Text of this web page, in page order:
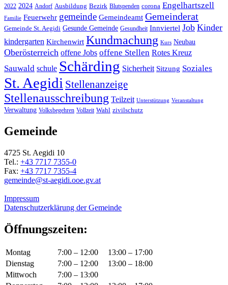
2022 2024 Andorf Ausbildung Bezirk Blutspenden corona Engelhartszell
Familie Feuerwehr gemeinde Gemeindeamt Gemeinderat
Gemeinde St. Aegidi Gesunde Gemeinde Gesundheit Innviertel Job Kinder
kindergarten Kirchenwirt Kundmachung Kurs Neubau
Oberösterreich offene Jobs offene Stellen Rotes Kreuz
Sauwald schule Schärding Sicherheit Sitzung Soziales
St. Aegidi Stellenanzeige
Stellenausschreibung Teilzeit Unterstützung Veranstaltung
Verwaltung Volksbegehren Vollzeit Wahl zivilschutz
Gemeinde
4725 St. Aegidi 10
Tel.: +43 7717 7355-0
Fax: +43 7717 7355-4
gemeinde@st-aegidi.ooe.gv.at
Impressum
Datenschutzerklärung der Gemeinde
Öffnungszeiten:
Montag 7:00 – 12:00
13:00 – 17:00
Dienstag
7:00 – 12:00
13:00 – 18:00
Mittwoch
7:00 – 13:00